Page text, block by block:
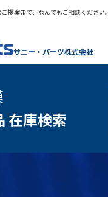
提案まで、なんでもご相談ください。
サニー・パーツ株式会社
在庫検索